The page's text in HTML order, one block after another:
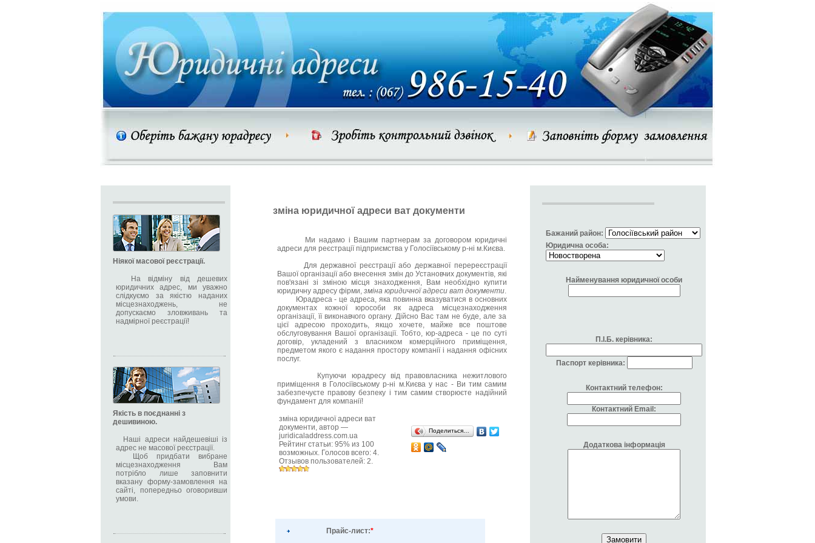
Ніякої масової реєстрації.
На відміну від дешевих
юридичних адрес, ми уважно
слідкуємо за якістю наданих
місцезнаходжень, не
допускаємо зловживань та
надмірної реєстрації!
Якість в поєднанні з
дешивиною.
Наші адреси найдешевіші із
адрес не масової реєстрації.
Щоб придбати вибране
місцезнаходження Вам
потрібло лише заповнити
вказану форму-замовлення на
сайті, попередньо оговоривши
умови.
зміна юридичної адреси ват документи
Ми надамо і Вашим партнерам за договором юридичні
адреси для реєстрації підприємства у Голосіївському р-ні м.Києва.
Для державної реєстрації або державної перереєстрації
Вашої організації або внесення змін до Установчих документів, які
пов'язані зі зміною місця знаходження, Вам необхідно купити
юридичну адресу фірми, зміна юридичної адреси ват документи.
Юрадреса - це адреса, яка повинна вказуватися в основних
документах кожної юрособи як адреса місцезнаходження
організації, її виконавчого органу. Дійсно Вас там не буде, але за
цієї адресою проходить, якщо хочете, майже все поштове
обслуговування Вашої організації. Тобто, юр-адреса - це по суті
договір, укладений з власником комерційного приміщення,
предметом якого є надання простору компанії і надання офісних
послуг.
Купуючи юрадресу від правовласника нежитлового
приміщення в Голосіївському р-ні м.Києва у нас - Ви тим самим
забезпечуєте правову безпеку і тим самим створюєте надійний
фундамент для компанії!
зміна юридичної адреси ват
документи, автор —
juridicaladdress.com.ua
Рейтинг статьи: 95% из 100
возможных. Голосов всего: 4.
Отзывов пользователей: 2.
Поделиться…
Прайс-лист:*
Бажаний район:
Юридична особа:
Найменування юридичної особи
П.І.Б. керівника:
Паспорт керівника:
Контактний телефон:
Контактний Email:
Додаткова інформація